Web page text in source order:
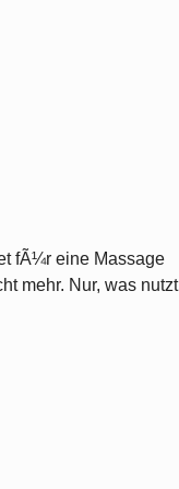
fÃ¼r eine Massage
mehr. Nur, was nutzt